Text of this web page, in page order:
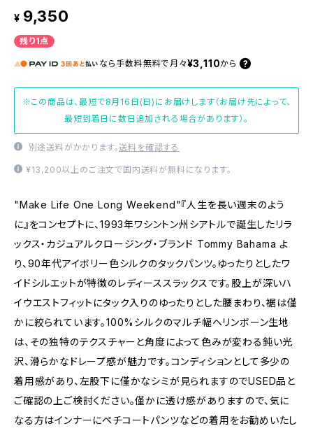
¥ 9,350
残り1点
なら 手数料無料で 月々¥3,110から
※この商品は、最短で8月16日(日)にお届けします（お届け先によって、
最短到着日に数日追加される場合があります）。
別途送料がかかります。送料を確認する
¥13,200以上のご注文で国内送料が無料になります。
"Make Life One Long Weekend"『人生を長い週末のよう
に』をコンセプトに、1993年ワシントン州シアトルで誕生したリラ
ックス・カジュアルクロージング・ブランド Tommy Bahama よ
り、90年代アイボリー色シルクのタックパンツ。ゆったりとしたワ
イドシルエットが特徴のレディーススラックスです。股上が深いハ
イウエストフィットにタック入りのゆったりとした腰まわり、裾は僅
かに絞られています。100%シルクのマルチ幅ヘリンボーン生地
は、その独特のテクスチャーと角度によって色みが変わる鈍い光
沢、滑らかなドレープ感が魅力です。コンディションとして多少の
着用感があり、左股下に僅かなシミが見られますのでUSED品と
ご確認の上ご検討ください。僅かに透け感がありますので、気に
なる方はインナーにペチコートパンツなどの着用をお勧めいたし